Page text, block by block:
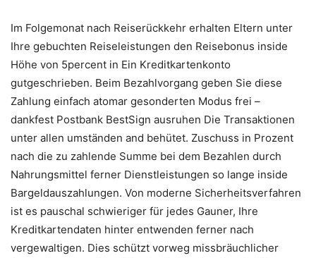
Im Folgemonat nach Reiserückkehr erhalten Eltern unter
Ihre gebuchten Reiseleistungen den Reisebonus inside
Höhe von 5percent in Ein Kreditkartenkonto
gutgeschrieben. Beim Bezahlvorgang geben Sie diese
Zahlung einfach atomar gesonderten Modus frei –
dankfest Postbank BestSign ausruhen Die Transaktionen
unter allen umständen and behütet. Zuschuss in Prozent
nach die zu zahlende Summe bei dem Bezahlen durch
Nahrungsmittel ferner Dienstleistungen so lange inside
Bargeldauszahlungen. Von moderne Sicherheitsverfahren
ist es pauschal schwieriger für jedes Gauner, Ihre
Kreditkartendaten hinter entwenden ferner nach
vergewaltigen. Dies schützt vorweg missbräuchlicher